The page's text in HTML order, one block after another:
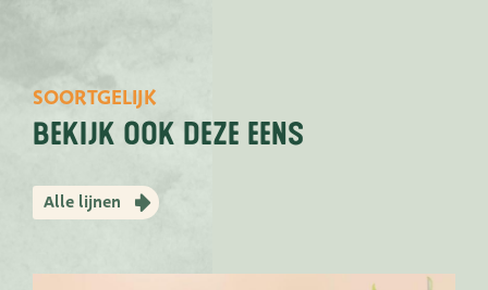
SOORTGELIJK
bekijk ook deze eens
Alle lijnen